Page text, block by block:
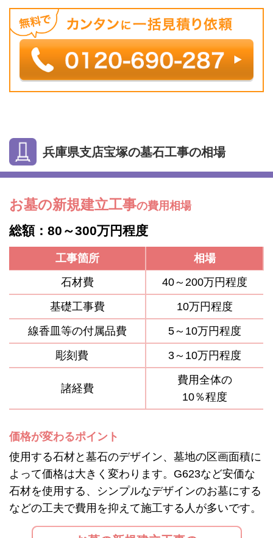
兵庫県支店宝塚の墓石工事の相場
お墓の新規建立工事の費用相場
総額：80～300万円程度
工事箇所
相場
石材費
40～200万円程度
基礎工事費
10万円程度
線香皿等の付属品費
5～10万円程度
彫刻費
3～10万円程度
諸経費
費用全体の
10％程度
価格が変わるポイント
使用する石材と墓石のデザイン、墓地の区画面積に
よって価格は大きく変わります。G623など安価な
石材を使用する、シンプルなデザインのお墓にする
などの工夫で費用を抑えて施工する人が多いです。